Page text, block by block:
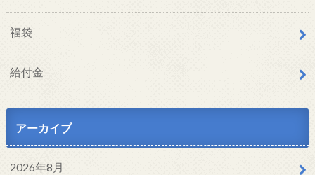
福袋
給付金
アーカイブ
2026年8月